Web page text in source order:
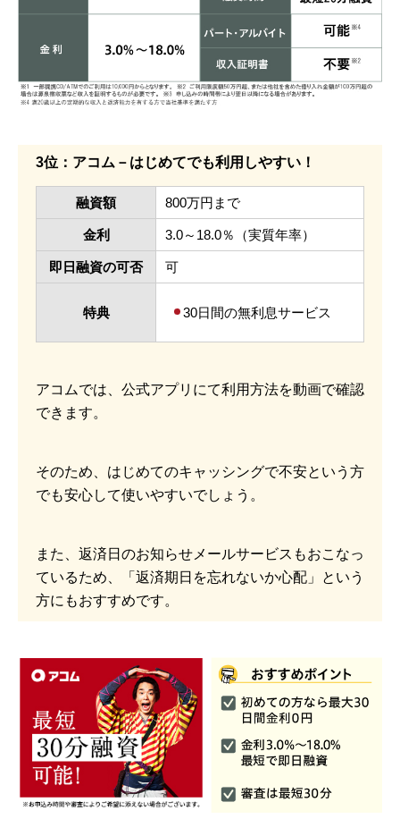
3位：アコム－はじめてでも利用しやすい！
融資額 800万円まで
金利 3.0～18.0％（実質年率）
即日融資の可否 可
特典 30日間の無利息サービス
アコムでは、公式アプリにて利用方法を動画で確認
できます。
そのため、はじめてのキャッシングで不安という方
でも安心して使いやすいでしょう。
また、返済日のお知らせメールサービスもおこなっ
ているため、「返済期日を忘れないか心配」という
方にもおすすめです。